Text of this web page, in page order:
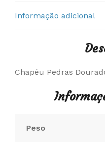
Informação adicional
Chapéu Pedras
Peso